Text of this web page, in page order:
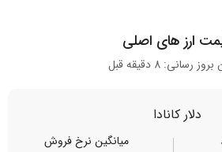
ارز های اصلی
رسانی: 8 دقیقه قبل
دلار کانادا
میانگین نرخ فروش